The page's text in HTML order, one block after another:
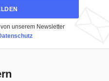
unserem Newsletter